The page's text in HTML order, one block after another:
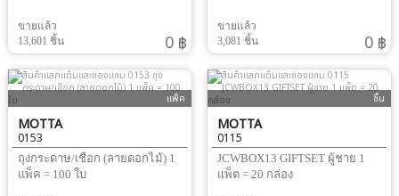
ขายแล้ว
13,601 ชิ้น
0 ฿
ขายแล้ว
3,081 ชิ้น
0 ฿
แพ็ค
MOTTA
0153
ถุงกระดาษ/เชือก (ลายดอกไม้) 1
แพ็ค = 100 ใบ
ชิ้น
MOTTA
0115
JCWBOX13 GIFTSET ผู้ชาย 1
เเพ็ต = 20 กล่อง